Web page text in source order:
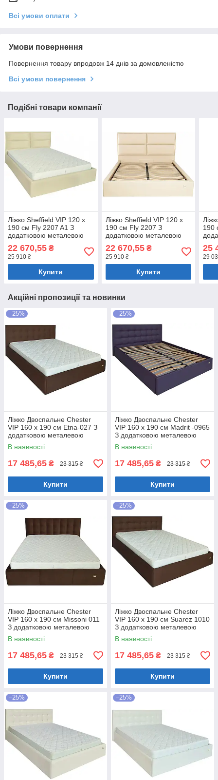
Всі умови оплати
Умови повернення
Повернення товару впродовж 14 днів за домовленістю
Всі умови повернення
Подібні товари компанії
Ліжко Sheffield VIP 120 х
190 см Fly 2207 A1 З
додатковою металевою
цільнозварною рамою
Бежевий
22 670,55 ₴
25 910 ₴
Купити
Ліжко Sheffield VIP 120 х
190 см Fly 2207 З
додатковою металевою
цільнозварною рамою
Бежевий
22 670,55₴
25 910 ₴
Купити
190
25
29
Акційні пропозиції та новинки
–25%
Ліжко Двоспальне Chester
VIP 160 х 190 см Etna-027 З
додатковою металевою
цільнозварною рамою
Коричневий
В наявності
17 485,65 ₴ 23 315 ₴
Купити
–25%
Ліжко Двоспальне Chester
VIP 160 х 190 см Madrit -0965
З додатковою металевою
цільнозварною рамою
Фіолетовий
В наявності
17 485,65 ₴ 23 315 ₴
Купити
–25%
Ліжко Двоспальне Chester
VIP 160 х 190 см Missoni 011
З додатковою металевою
цільнозварною рамою
Темно-коричневий
В наявності
17 485,65 ₴ 23 315 ₴
Купити
–25%
Ліжко Двоспальне Chester
VIP 160 х 190 см Suarez 1010
З додатковою металевою
цільнозварною рамою
Коричневий
В наявності
17 485,65 ₴ 23 315 ₴
Купити
–25% –25%